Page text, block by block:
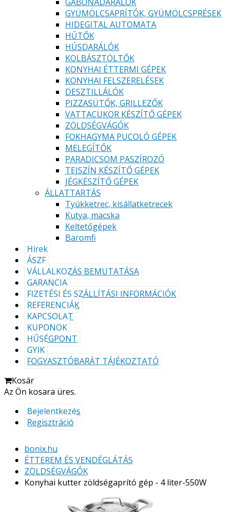
GYÜMÖLCSAPRÍTÓK, GYÜMÖLCSPRÉSEK
HIDEGITAL AUTOMATA
HŰTŐK
HÚSDARÁLÓK
KOLBÁSZTÖLTŐK
KONYHAI ÉTTERMI GÉPEK
KONYHAI FELSZERELÉSEK
DESZTILLÁLÓK
PIZZASÜTŐK, GRILLEZŐK
VATTACUKOR KÉSZÍTŐ GÉPEK
ZÖLDSÉGVÁGÓK
FOKHAGYMA PUCOLÓ GÉPEK
MELEGÍTŐK
PARADICSOM PASZÍROZÓ
TEJSZÍN KÉSZÍTŐ GÉPEK
JÉGKÉSZÍTŐ GÉPEK
ÁLLATTARTÁS
Tyúkketrec, kisállatketrecek
Kutya, macska
Keltetőgépek
Baromfi
Hírek
ÁSZF
VÁLLALKOZÁS BEMUTATÁSA
GARANCIA
FIZETÉSI ÉS SZÁLLÍTÁSI INFORMÁCIÓK
REFERENCIÁK
KAPCSOLAT
KUPONOK
HŰSÉGPONT
GYIK
FOGYASZTÓBARÁT TÁJÉKOZTATÓ
Kosár
Az Ön kosara üres.
Bejelentkezés
Regisztráció
bonix.hu
ÉTTEREM ÉS VENDÉGLÁTÁS
ZÖLDSÉGVÁGÓK
Konyhai kutter zöldségaprító gép - 4 liter-550W